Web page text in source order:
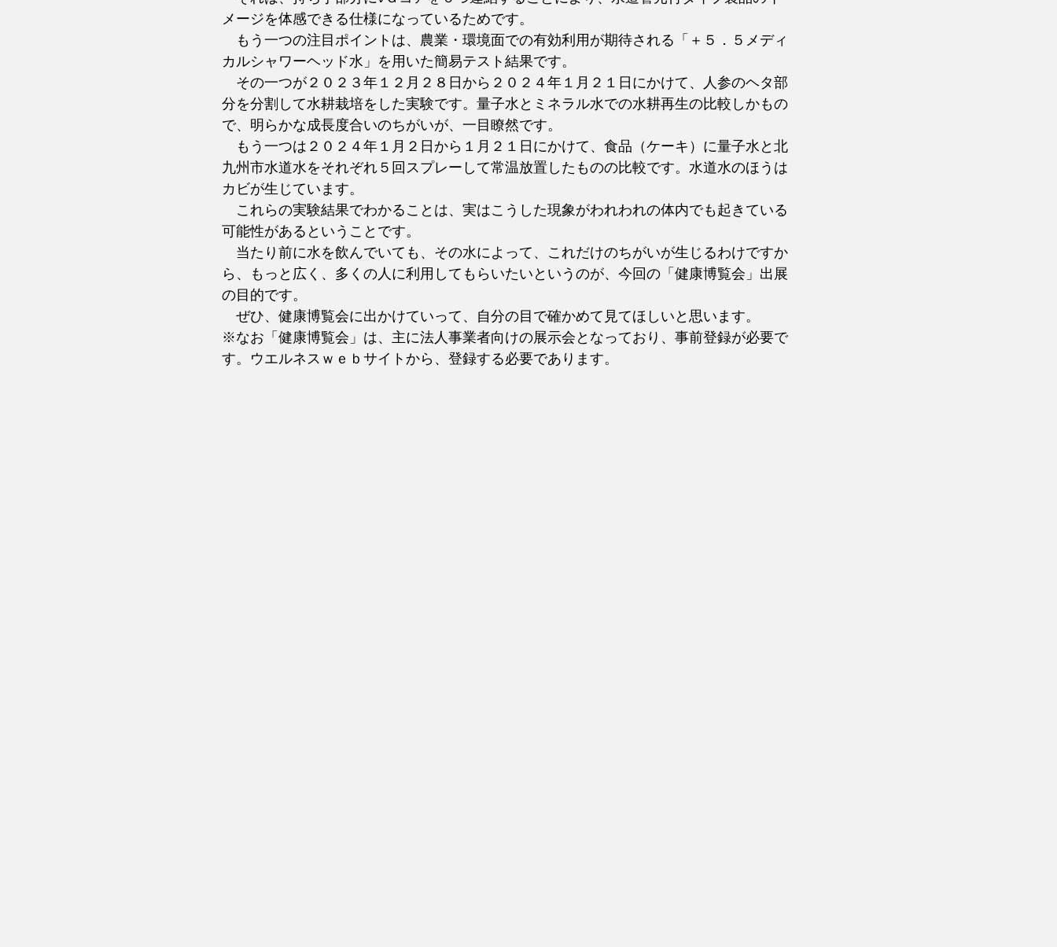
メージを体感できる仕様になっているためです。
もう一つの注目ポイントは、農業・環境面での有効利用が期待される「＋５．５メディ
カルシャワーヘッド水」を用いた簡易テスト結果です。
その一つが２０２３年１２月２８日から２０２４年１月２１日にかけて、人参のヘタ部
分を分割して水耕栽培をした実験です。量子水とミネラル水での水耕再生の比較しかもの
で、明らかな成長度合いのちがいが、一目瞭然です。
もう一つは２０２４年１月２日から１月２１日にかけて、食品（ケーキ）に量子水と北
九州市水道水をそれぞれ５回スプレーして常温放置したものの比較です。水道水のほうは
カビが生じています。
これらの実験結果でわかることは、実はこうした現象がわれわれの体内でも起きている
可能性があるということです。
当たり前に水を飲んでいても、その水によって、これだけのちがいが生じるわけですか
ら、もっと広く、多くの人に利用してもらいたいというのが、今回の「健康博覧会」出展
の目的です。
ぜひ、健康博覧会に出かけていって、自分の目で確かめて見てほしいと思います。
※なお「健康博覧会」は、主に法人事業者向けの展示会となっており、事前登録が必要で
す。ウエルネスｗｅｂサイトから、登録する必要であります。